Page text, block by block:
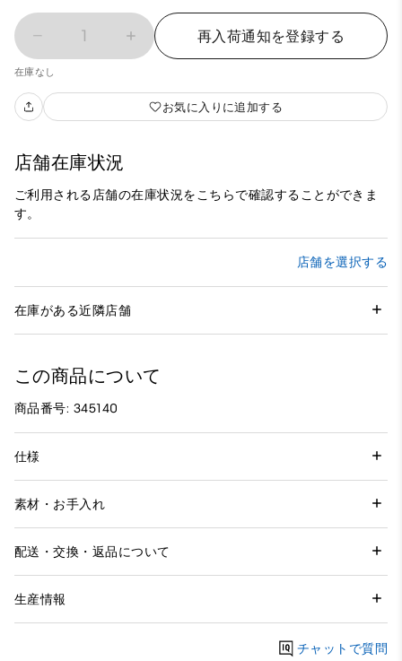
1 再入荷通知を登録する
在庫なし
お気に入りに追加する
店舗在庫状況
ご利用される店舗の在庫状況をこちらで確認することができま
す。
店舗を選択する
在庫がある近隣店舗
この商品について
商品番号: 345140
仕様
素材・お手入れ
配送・交換・返品について
生産情報
チャットで質問